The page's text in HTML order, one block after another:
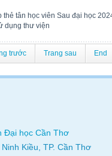
tân học viên Sau đại học
dụng thư viện
trước Trang sau End
Đại học Cần Thơ
Kiều, TP. Cần Thơ